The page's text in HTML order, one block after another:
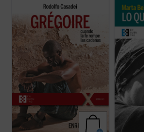
Grégoire Ahongbonon ha realizado un
pequeño milagro en Costa de Marfil, Benín,
Togo y Burkina Faso: rescatar en tan solo
veinticinco años a sesenta mil personas
con enfermedad mental, estigmatizadas,
marginadas, encadenadas por ser ...(ver
ficha)
La vida de
apenas
dramática y
enfermedad
años
circunstancia
(ver ficha)